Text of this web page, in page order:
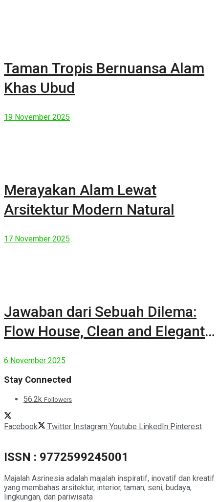
Taman Tropis Bernuansa Alam
Khas Ubud
19 November 2025
Merayakan Alam Lewat
Arsitektur Modern Natural
17 November 2025
Jawaban dari Sebuah Dilema:
Flow House, Clean and Elegant
6 November 2025
Stay Connected
56.2k Followers
Facebook Twitter Instagram Youtube LinkedIn Pinterest
ISSN : 9772599245001
Majalah Asrinesia adalah majalah inspiratif, inovatif dan kreatif
yang membahas arsitektur, interior, taman, seni, budaya,
lingkungan, dan pariwisata